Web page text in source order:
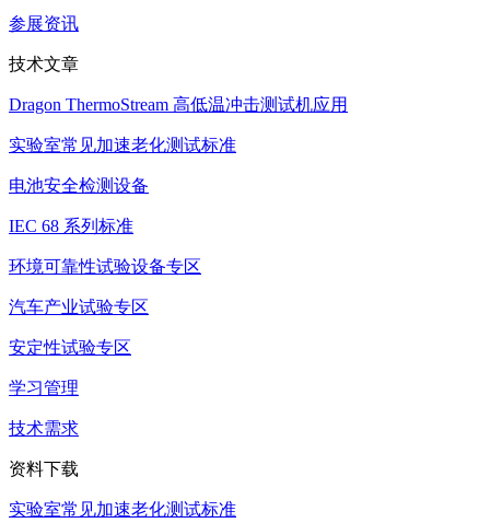
参展资讯
技术文章
Dragon ThermoStream 高低温冲击测试机应用
实验室常见加速老化测试标准
电池安全检测设备
IEC 68 系列标准
环境可靠性试验设备专区
汽车产业试验专区
安定性试验专区
学习管理
技术需求
资料下载
实验室常见加速老化测试标准